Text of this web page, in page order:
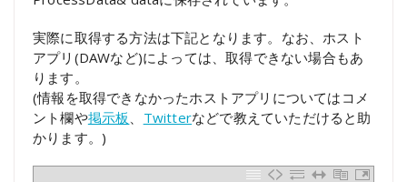
実際に取得する方法は下記となります。なお、ホスト
アプリ(DAWなど)によっては、取得できない場合もあ
ります。
(情報を取得できなかったホストアプリについてはコメ
ント欄や掲示板 、 Twitterなどで教えていただけると助
かります。)